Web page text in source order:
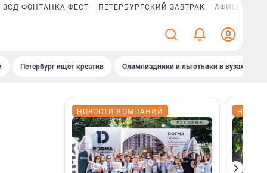
ЗСД ФОНТАНКА ФЕСТ ПЕТЕРБУРГСКИЙ ЗАВТРАК АФИША PLUS
Петербург ищет креатив Олимпиадники и льготники в вузах СПб
НОВОСТИ КОМПАНИЙ